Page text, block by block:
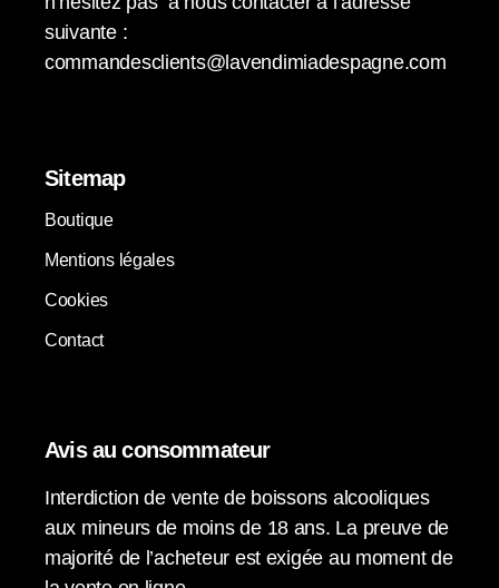
suivante :
commandesclients@lavendimiadespagne.com
Sitemap
Boutique
Mentions légales
Cookies
Contact
Avis au consommateur
Interdiction de vente de boissons alcooliques
aux mineurs de moins de 18 ans. La preuve de
majorité de l’acheteur est exigée au moment de